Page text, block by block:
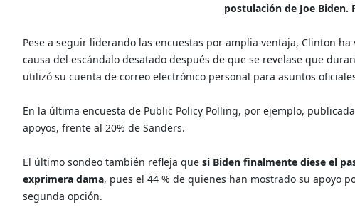
postulación de Joe Biden.
Pese a seguir liderando las encuestas por amplia ventaja, Clinton
causa del escándalo desatado después de que se revelase que
utilizó su cuenta de correo electrónico personal para asuntos
En la última encuesta de Public Policy Polling, por ejemplo,
apoyos, frente al 20% de Sanders.
El último sondeo también refleja que si Biden finalmente diese el
exprimera dama, pues el 44 % de quienes han mostrado su apoyo
segunda opción.